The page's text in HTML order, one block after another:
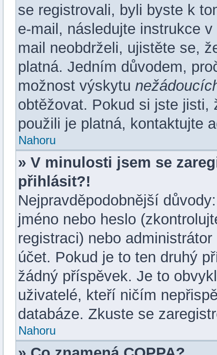
se registrovali, byli byste k
e-mail, následujte instrukce
mail neobdrželi, ujistěte se,
platná. Jedním důvodem,
možnost výskytu
obtěžovat. Pokud si jste jisti,
použili je platná, kontaktujte
Nahoru
» V minulosti jsem se
přihlásit?!
Nejpravděpodobnější
jméno nebo heslo
registraci) nebo
účet. Pokud je to ten druhý
žádný příspěvek. Je to
uživatelé, kteří ničím
databáze. Zkuste se
Nahoru